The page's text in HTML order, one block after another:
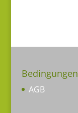
Bedingungen
AGB